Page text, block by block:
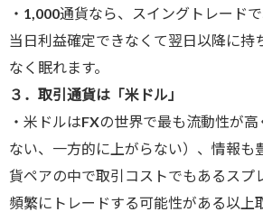
・1,000通貨なら、スイングトレード
当日利益確定できなくて翌日以降に持
なく眠れます。
３．取引通貨は「米ドル」
・米ドルはFXの世界で最も流動性が
ない、一方的に上がらない）、情報も
貨ペアの中で取引コストでもあるスプ
頻繁にトレードする可能性がある以上